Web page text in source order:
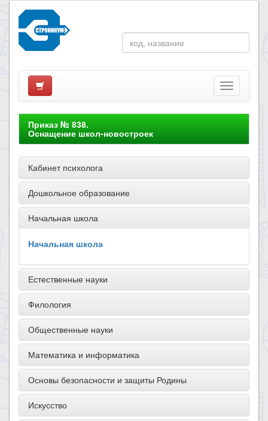
Приказ № 838.
Оснащение школ-новостроек
Кабинет психолога
Дошкольное образование
Начальная школа
Начальная школа
Естественные науки
Филология
Общественные науки
Математика и информатика
Основы безопасности и защиты Родины
Искусство